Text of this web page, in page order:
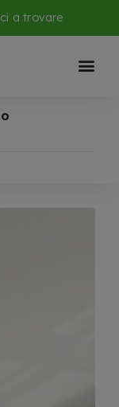
a trovare